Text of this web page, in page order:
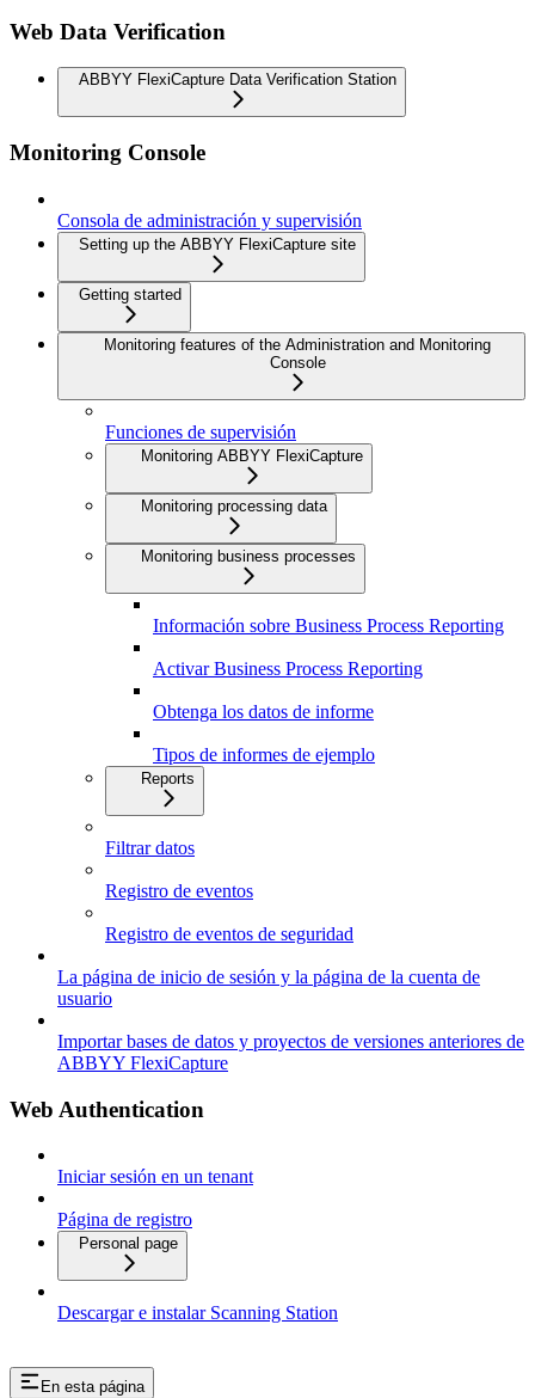
Web Data Verification
ABBYY FlexiCapture Data Verification Station
Monitoring Console
Consola de administración y supervisión
Setting up the ABBYY FlexiCapture site
Getting started
Monitoring features of the Administration and Monitoring
Console
Funciones de supervisión
Monitoring ABBYY FlexiCapture
Monitoring processing data
Monitoring business processes
Información sobre Business Process Reporting
Activar Business Process Reporting
Obtenga los datos de informe
Tipos de informes de ejemplo
Reports
Filtrar datos
Registro de eventos
Registro de eventos de seguridad
La página de inicio de sesión y la página de la cuenta de
usuario
Importar bases de datos y proyectos de versiones anteriores de
ABBYY FlexiCapture
Web Authentication
Iniciar sesión en un tenant
Página de registro
Personal page
Descargar e instalar Scanning Station
En esta página